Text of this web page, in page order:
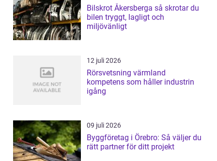
Bilskrot Åkersberga så skrotar du
bilen tryggt, lagligt och
miljövänligt
12 juli 2026
Rörsvetsning värmland
kompetens som håller industrin
igång
09 juli 2026
Byggföretag i Örebro: Så väljer du
rätt partner för ditt projekt